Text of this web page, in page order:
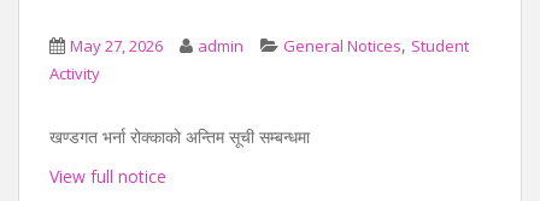
May 27, 2026 admin General Notices, Student
Activity
खण्डगत भर्ना रोक्काको अन्तिम सूची सम्बन्धमा
View full notice